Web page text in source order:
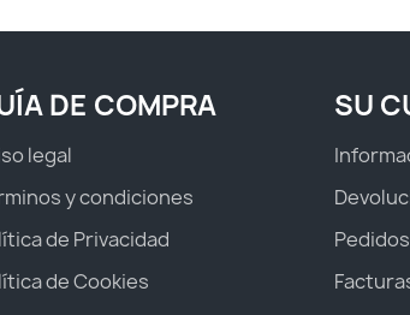
DE COMPRA
legal
y condiciones
de Privacidad
de Cookies
SU
Pedidos